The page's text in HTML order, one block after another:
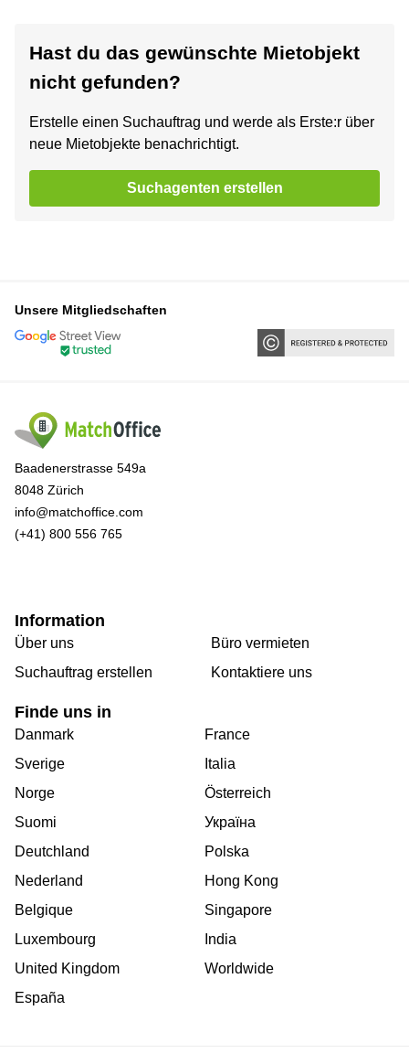
Hast du das gewünschte Mietobjekt
nicht gefunden?
Erstelle einen Suchauftrag und werde als Erste:r über
neue Mietobjekte benachrichtigt.
Suchagenten erstellen
Unsere Mitgliedschaften
Baadenerstrasse 549a
8048 Zürich
info@matchoffice.com
(+41) 800 556 765
Information
Über uns
Suchauftrag erstellen
Büro vermieten
Kontaktiere uns
Finde uns in
Danmark
Sverige
Norge
Suomi
Deutchland
Nederland
Belgique
Luxembourg
United Kingdom
España
France
Italia
Österreich
Україна
Polska
Hong Kong
Singapore
India
Worldwide